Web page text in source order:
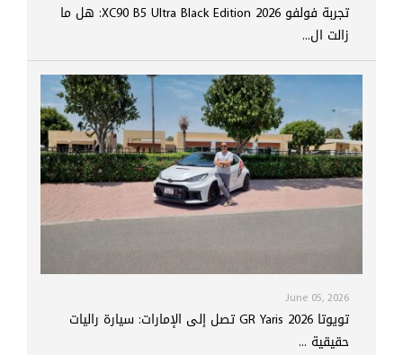
تجربة فولفو XC90 B5 Ultra Black Edition 2026: هل ما
زالت ال...
June 05, 2026
تويوتا GR Yaris 2026 تصل إلى الإمارات: سيارة راليات
حقيقية ...